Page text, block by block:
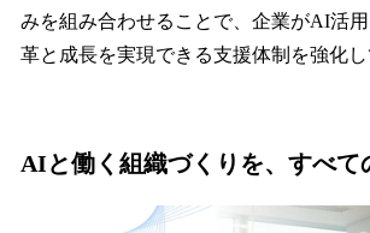
みを組み合わせることで、企業がAI活
革と成長を実現できる支援体制を強化し
AIと働く組織づくりを、すべて